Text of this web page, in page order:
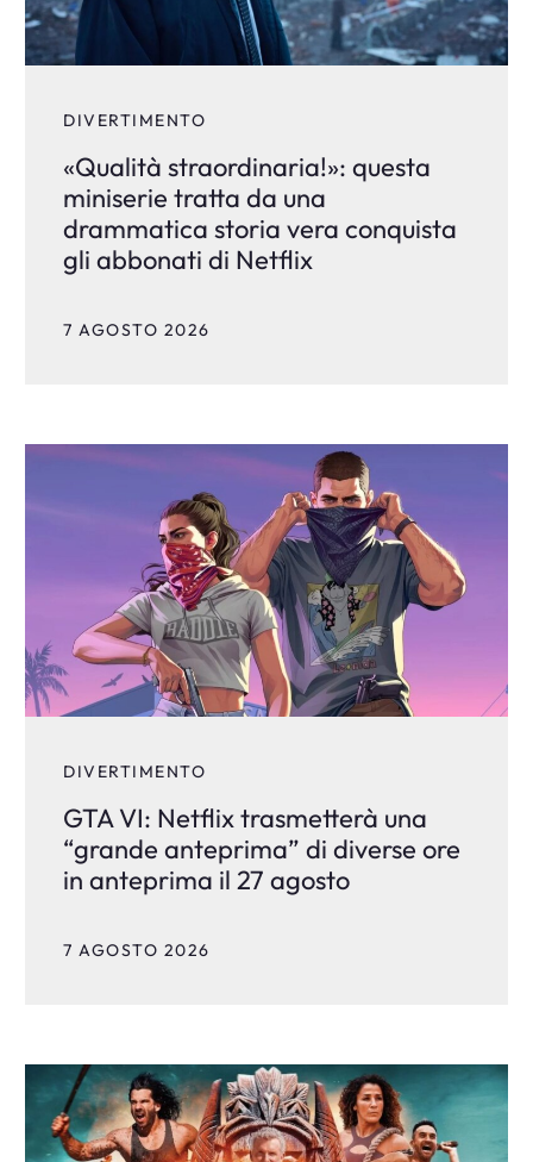
DIVERTIMENTO
«Qualità straordinaria!»: questa
miniserie tratta da una
drammatica storia vera conquista
gli abbonati di Netflix
7 AGOSTO 2026
DIVERTIMENTO
GTA VI: Netflix trasmetterà una
“grande anteprima” di diverse ore
in anteprima il 27 agosto
7 AGOSTO 2026